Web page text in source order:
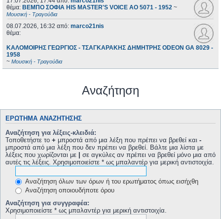
θέμα: ΒΕΜΠΟ ΣΟΦΙΑ HIS MASTER'S VOICE AO 5071 - 1952 ~
Μουσική - Τραγούδια
08.07.2026, 16:32 από: marco21nis
θέμα:
ΚΑΛΟΜΟΙΡΗΣ ΓΕΩΡΓΙΟΣ - ΤΣΑΓΚΑΡΑΚΗΣ ΔΗΜΗΤΡΗΣ ODEON GA 8029 -
1958
~ Μουσική - Τραγούδια
Αναζήτηση
ΕΡΏΤΗΜΑ ΑΝΑΖΉΤΗΣΗΣ
Αναζήτηση για λέξεις-κλειδιά:
Τοποθετήστε το + μπροστά από μια λέξη που πρέπει να βρεθεί και -
μπροστά από μια λέξη που δεν πρέπει να βρεθεί. Βάλτε μια λίστα με
λέξεις που χωρίζονται με | σε αγκύλες αν πρέπει να βρεθεί μόνο μια από
αυτές τις λέξεις. Χρησιμοποιείστε * ως μπαλαντέρ για μερική αντιστοιχία.
Αναζήτηση όλων των όρων ή του ερωτήματος όπως εισήχθη
Αναζήτηση οποιουδήποτε όρου
Αναζήτηση για συγγραφέα:
Χρησιμοποιείστε * ως μπαλαντέρ για μερική αντιστοιχία.